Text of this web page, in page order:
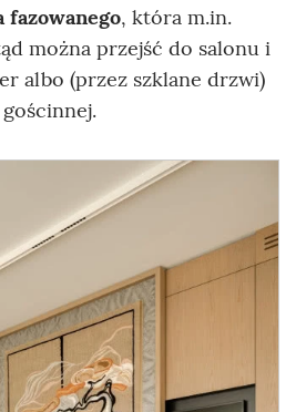
fazowanego, która m.in.
można przejść do salonu i
albo (przez szklane drzwi)